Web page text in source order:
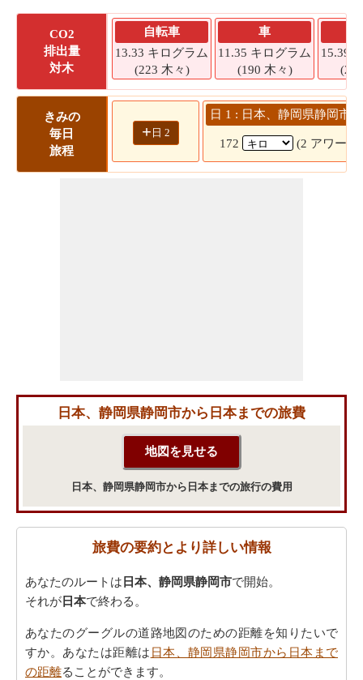
CO2
排出量
対木
自転車
13.33 キログラム
(223 木々)
車
11.35 キログラム
(190 木々)
15.39
きみの
毎日
旅程
+ 日 2
日 1 : 日本、静岡県静岡市
172 (2 アワー
日本、静岡県静岡市から日本までの旅費
日本、静岡県静岡市から日本までの旅行の費用
旅費の要約とより詳しい情報
あなたのルートは 日本、静岡県静岡市で開始。
それが 日本で終わる。
あなたのグーグルの道路地図のための距離を知りたいで
すか。あなたは距離は 日本、静岡県静岡市から日本まで
の距離ることができます。